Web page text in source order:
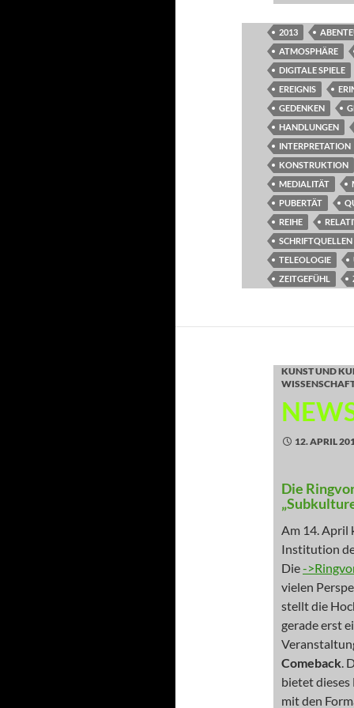
2013
ATMOSPHÄRE
DIGITALE SPIELE
EREIGNIS
GEDENKEN
HANDLUNGEN
INTERPRETATION
KONSTRUKTION
MEDIALITÄT
PUBERTÄT
REIHE
SCHRIFTQUELLEN
TELEOLOGIE
ZEITGEFÜHL
KUNST UND
12. APRIL
Die
Am 14. April
Institution
Die-
vielen
stellt die
gerade erst
Comeback.
bietet
mit den